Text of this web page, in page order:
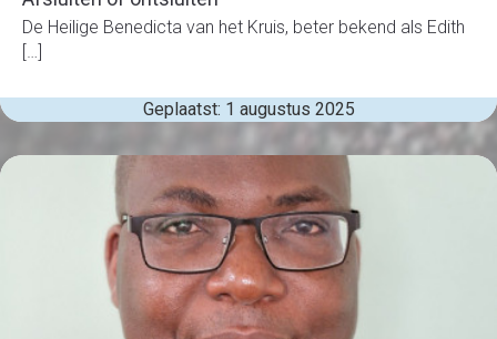
De Heilige Benedicta van het Kruis, beter bekend als Edith
[…]
Geplaatst: 1 augustus 2025